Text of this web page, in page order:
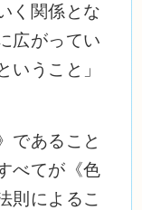
く関係とな
広がってい
いうこと」
であること
べてが《色
則によるこ